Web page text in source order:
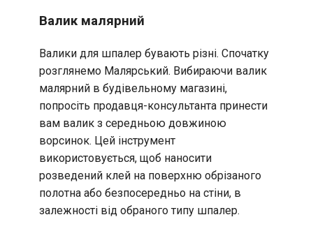
Валик малярний
Валики для шпалер бувають різні. Спочатку
розглянемо Малярський. Вибираючи валик
малярний в будівельному магазині,
попросіть продавця-консультанта принести
вам валик з середньою довжиною
ворсинок. Цей інструмент
використовується, щоб наносити
розведений клей на поверхню обрізаного
полотна або безпосередньо на стіни, в
залежності від обраного типу шпалер.